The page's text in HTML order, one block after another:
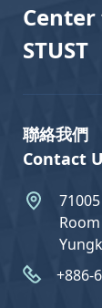
STUST
聯絡我們
Contact
+886-